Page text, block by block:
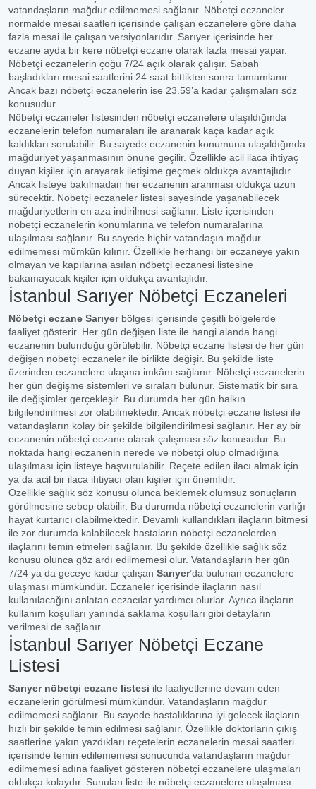
vatandaşların mağdur edilmemesi sağlanır. Nöbetçi eczaneler
normalde mesai saatleri içerisinde çalışan eczanelere göre daha
fazla mesai ile çalışan versiyonlarıdır. Sarıyer içerisinde her
eczane ayda bir kere nöbetçi eczane olarak fazla mesai yapar.
Nöbetçi eczanelerin çoğu 7/24 açık olarak çalışır. Sabah
başladıkları mesai saatlerini 24 saat bittikten sonra tamamlanır.
Ancak bazı nöbetçi eczanelerin ise 23.59’a kadar çalışmaları söz
konusudur.
Nöbetçi eczaneler listesinden nöbetçi eczanelere ulaşıldığında
eczanelerin telefon numaraları ile aranarak kaça kadar açık
kaldıkları sorulabilir. Bu sayede eczanenin konumuna ulaşıldığında
mağduriyet yaşanmasının önüne geçilir. Özellikle acil ilaca ihtiyaç
duyan kişiler için arayarak iletişime geçmek oldukça avantajlıdır.
Ancak listeye bakılmadan her eczanenin aranması oldukça uzun
sürecektir. Nöbetçi eczaneler listesi sayesinde yaşanabilecek
mağduriyetlerin en aza indirilmesi sağlanır. Liste içerisinden
nöbetçi eczanelerin konumlarına ve telefon numaralarına
ulaşılması sağlanır. Bu sayede hiçbir vatandaşın mağdur
edilmemesi mümkün kılınır. Özellikle herhangi bir eczaneye yakın
olmayan ve kapılarına asılan nöbetçi eczanesi listesine
bakamayacak kişiler için oldukça avantajlıdır.
İstanbul Sarıyer Nöbetçi Eczaneleri
Nöbetçi eczane Sarıyerbölgesi içerisinde çeşitli bölgelerde
faaliyet gösterir. Her gün değişen liste ile hangi alanda hangi
eczanenin bulunduğu görülebilir. Nöbetçi eczane listesi de her gün
değişen nöbetçi eczaneler ile birlikte değişir. Bu şekilde liste
üzerinden eczanelere ulaşma imkânı sağlanır. Nöbetçi eczanelerin
her gün değişme sistemleri ve sıraları bulunur. Sistematik bir sıra
ile değişimler gerçekleşir. Bu durumda her gün halkın
bilgilendirilmesi zor olabilmektedir. Ancak nöbetçi eczane listesi ile
vatandaşların kolay bir şekilde bilgilendirilmesi sağlanır. Her ay bir
eczanenin nöbetçi eczane olarak çalışması söz konusudur. Bu
noktada hangi eczanenin nerede ve nöbetçi olup olmadığına
ulaşılması için listeye başvurulabilir. Reçete edilen ilacı almak için
ya da acil bir ilaca ihtiyacı olan kişiler için önemlidir.
Özellikle sağlık söz konusu olunca beklemek olumsuz sonuçların
görülmesine sebep olabilir. Bu durumda nöbetçi eczanelerin varlığı
hayat kurtarıcı olabilmektedir. Devamlı kullandıkları ilaçların bitmesi
ile zor durumda kalabilecek hastaların nöbetçi eczanelerden
ilaçlarını temin etmeleri sağlanır. Bu şekilde özellikle sağlık söz
konusu olunca göz ardı edilmemesi olur. Vatandaşların her gün
7/24 ya da geceye kadar çalışan Sarıyer’da bulunan eczanelere
ulaşması mümkündür. Eczaneler içerisinde ilaçların nasıl
kullanılacağını anlatan eczacılar yardımcı olurlar. Ayrıca ilaçların
kullanım koşulları yanında saklama koşulları gibi detayların
verilmesi de sağlanır.
İstanbul Sarıyer Nöbetçi Eczane
Listesi
Sarıyer nöbetçi eczane listesi ile faaliyetlerine devam eden
eczanelerin görülmesi mümkündür. Vatandaşların mağdur
edilmemesi sağlanır. Bu sayede hastalıklarına iyi gelecek ilaçların
hızlı bir şekilde temin edilmesi sağlanır. Özellikle doktorların çıkış
saatlerine yakın yazdıkları reçetelerin eczanelerin mesai saatleri
içerisinde temin edilememesi sonucunda vatandaşların mağdur
edilmemesi adına faaliyet gösteren nöbetçi eczanelere ulaşmaları
oldukça kolaydır. Sunulan liste ile nöbetçi eczanelere ulaşılması